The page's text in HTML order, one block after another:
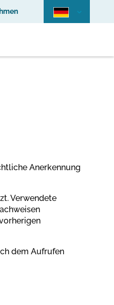
Anerkennung
Verwendete
dem Aufrufen